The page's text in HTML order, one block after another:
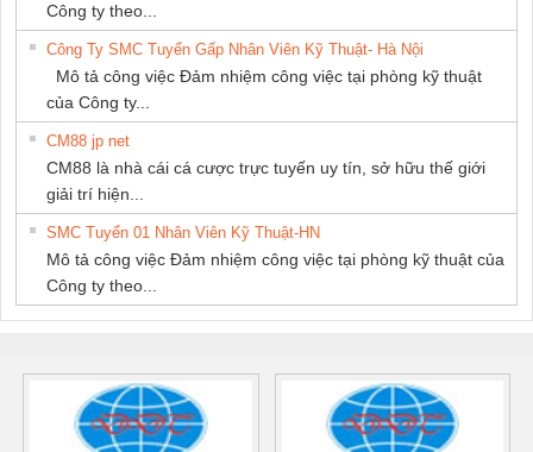
Công ty theo...
Công Ty SMC Tuyển Gấp Nhân Viên Kỹ Thuật- Hà Nội
Mô tả công việc Đảm nhiệm công việc tại phòng kỹ thuật
của Công ty...
CM88 jp net
CM88 là nhà cái cá cược trực tuyến uy tín, sở hữu thế giới
giải trí hiện...
SMC Tuyển 01 Nhân Viên Kỹ Thuật-HN
Mô tả công việc Đảm nhiệm công việc tại phòng kỹ thuật của
Công ty theo...